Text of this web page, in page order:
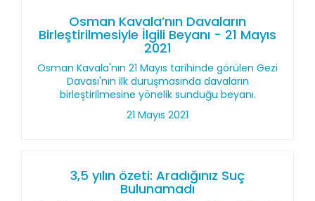
Osman Kavala’nın Davaların
Birleştirilmesiyle İlgili Beyanı - 21 Mayıs
2021
Osman Kavala'nın 21 Mayıs tarihinde görülen Gezi
Davası'nın ilk duruşmasında davaların
birleştirilmesine yönelik sunduğu beyanı.
21 Mayıs 2021
3,5 yılın özeti: Aradığınız Suç
Bulunamadı